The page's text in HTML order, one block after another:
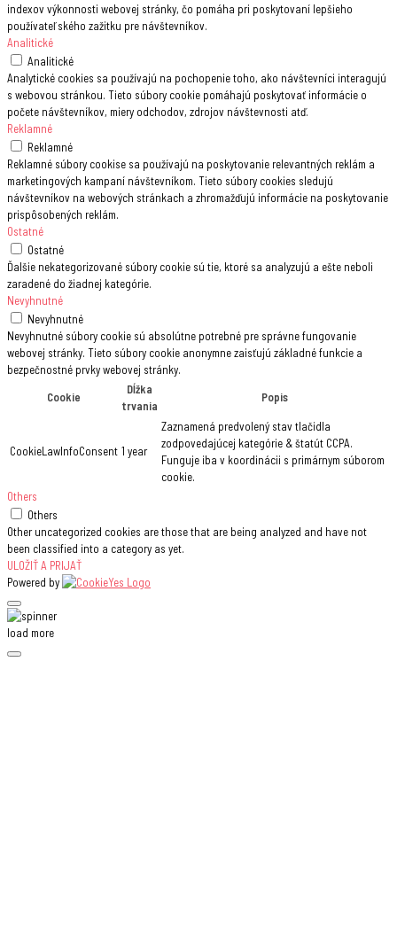
indexov výkonnosti webovej stránky, čo pomáha pri poskytovaní lepšieho
používateľského zažitku pre návštevníkov.
Analitické
Analitické
Analytické cookies sa používajú na pochopenie toho, ako návštevníci interagujú
s webovou stránkou. Tieto súbory cookie pomáhajú poskytovať informácie o
počete návštevníkov, miery odchodov, zdrojov návštevnosti atď.
Reklamné
Reklamné
Reklamné súbory cookise sa používajú na poskytovanie relevantných reklám a
marketingových kampaní návštevníkom. Tieto súbory cookies sledujú
návštevníkov na webových stránkach a zhromažďujú informácie na poskytovanie
prispôsobených reklám.
Ostatné
Ostatné
Ďalšie nekategorizované súbory cookie sú tie, ktoré sa analyzujú a ešte neboli
zaradené do žiadnej kategórie.
Nevyhnutné
Nevyhnutné
Nevyhnutné súbory cookie sú absolútne potrebné pre správne fungovanie
webovej stránky. Tieto súbory cookie anonymne zaisťujú základné funkcie a
bezpečnostné prvky webovej stránky.
Cookie
Dĺžka
trvania
Popis
CookieLawInfoConsent 1 year
Zaznamená predvolený stav tlačidla
zodpovedajúcej kategórie & štatút CCPA.
Funguje iba v koordinácii s primárnym súborom
cookie.
Others
Others
Other uncategorized cookies are those that are being analyzed and have not
been classified into a category as yet.
ULOŽIŤ A PRIJAŤ
Powered by
load more